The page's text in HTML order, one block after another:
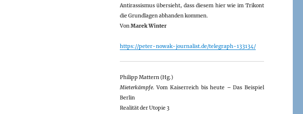
Antirassismus übersieht, dass diesem hier wie im Trikont
die Grundlagen abhanden kommen.
VonMarek Winter
https://peter-nowak-journalist.de/telegraph-133134/
Philipp Mattern (Hg.)
Mieterkämpfe. Vom Kaiserreich bis heute – Das Beispiel
Berlin
Realität der Utopie 3